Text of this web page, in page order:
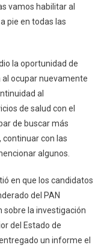
vamos habilitar al
pie en todas las
la oportunidad de
ocupar nuevamente
al
de salud con el
de buscar más
con las
algunos.
en que los candidatos
del PAN
sobre la investigación
del Estado de
un informe el